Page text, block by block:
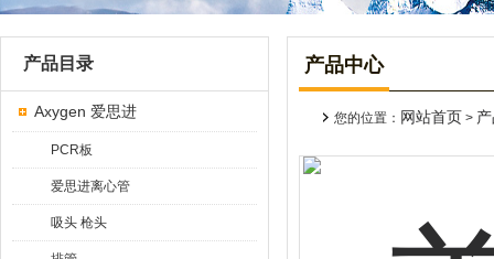
产品目录
Axygen 爱思进
PCR板
爱思进离心管
吸头 枪头
产品中心
您的位置： 网站首页 >